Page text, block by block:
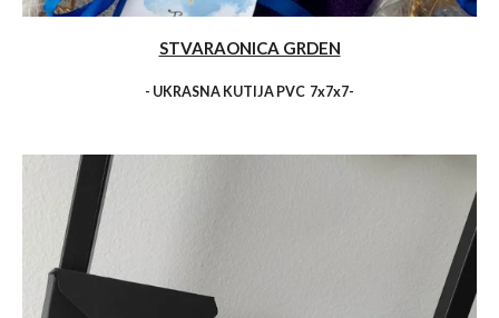
STVARAONICA GRDEN
- UKRASNA KUTIJA PVC 7x7x7-